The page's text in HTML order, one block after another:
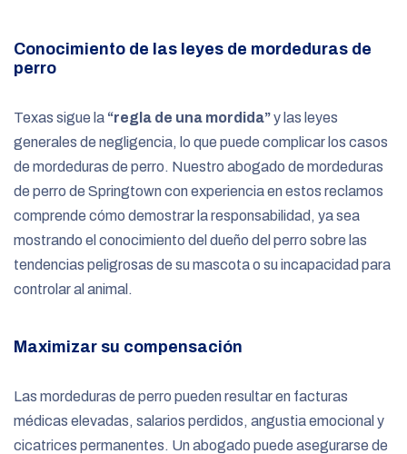
Conocimiento de las leyes de mordeduras de
perro
Texas sigue la “regla de una mordida”y las leyes
generales de negligencia, lo que puede complicar los casos
de mordeduras de perro. Nuestro abogado de mordeduras
de perro de Springtown con experiencia en estos reclamos
comprende cómo demostrar la responsabilidad, ya sea
mostrando el conocimiento del dueño del perro sobre las
tendencias peligrosas de su mascota o su incapacidad para
controlar al animal.
Maximizar su compensación
Las mordeduras de perro pueden resultar en facturas
médicas elevadas, salarios perdidos, angustia emocional y
cicatrices permanentes. Un abogado puede asegurarse de